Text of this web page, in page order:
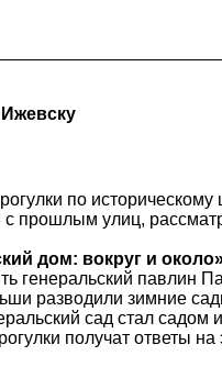
по
прошлым улиц,
дом: вокруг и
генеральский павлин
разводили зимние
сад стал садом
получат ответы